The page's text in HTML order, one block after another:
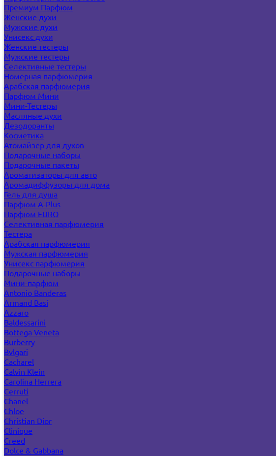
Премиум Парфюм
Женские духи
Мужские духи
Унисекс духи
Женские тестеры
Мужские тестеры
Селективные тестеры
Номерная парфюмерия
Арабская парфюмерия
Парфюм Мини
Мини-Тестеры
Масляные духи
Дезодоранты
Косметика
Атомайзер для духов
Подарочные наборы
Подарочные пакеты
Ароматизаторы для авто
Аромадиффузоры для дома
Гель для душа
Парфюм A-Plus
Парфюм EURO
Селективная парфюмерия
Тестера
Арабская парфюмерия
Мужская парфюмерия
Унисекс парфюмерия
Подарочные наборы
Мини-парфюм
Antonio Banderas
Armand Basi
Azzaro
Baldessarini
Bottega Veneta
Burberry
Bvlgari
Cacharel
Calvin Klein
Carolina Herrera
Cerruti
Chanel
Chloe
Christian Dior
Clinique
Creed
Dolce & Gabbana